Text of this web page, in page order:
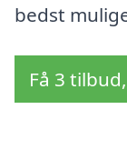
bedst
Få 3